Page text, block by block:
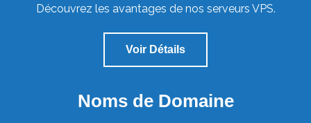
Découvrez les avantages de nos serveurs VPS.
Voir Détails
Noms de Domaine